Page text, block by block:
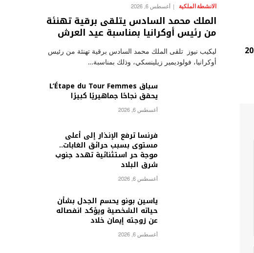
الانشطة الملكية أغسطس 6, 2026
الملك محمد السادس يتلقى برقية تهنئة
من رئيس أوكرانيا بمناسبة عيد العرش
ليكيب نيوز تلقى الملك محمد السادس برقية تهنئة من رئيس
أوكرانيا، فولوديمير زيلينسكي، وذلك بمناسبة…
سباق L’Étape du Tour Femmes
يحقق نجاحًا جماهيريًا كبيرًا
أغسطس 6, 2026
فرنسا ترفع الإنذار إلى أعلى
مستوى بسبب حرائق الغابات..
موجة حر استثنائية تهدد جنوب
شرق البلاد
أغسطس 6, 2026
ياسين بونو يحسم الجدل بشأن
حياته الشخصية ويؤكد انفصاله
عن زوجته إيمان خلاد
أغسطس 6, 2026